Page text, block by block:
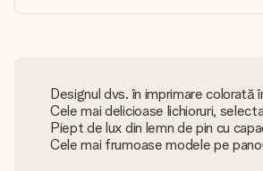
Designul dvs. în imprimare
Cele mai delicioase lichioruri,
Piept de lux din lemn de pin cu
Cele mai frumoase modele pe